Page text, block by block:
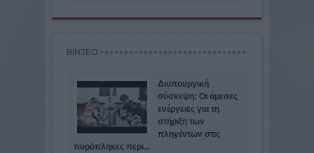
ΒΙΝΤΕΟ
Διυπουργική
σύσκεψη: Οι άμεσες
ενέργειες για τη
στήριξη των
πληγέντων στις
πυρόπληκες περι...